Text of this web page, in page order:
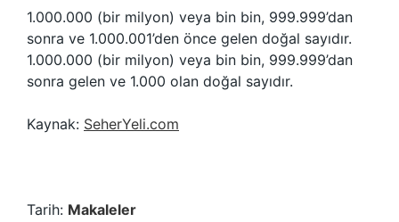
1.000.000 (bir milyon) veya bin bin, 999.999’dan
sonra ve 1.000.001’den önce gelen doğal sayıdır.
1.000.000 (bir milyon) veya bin bin, 999.999’dan
sonra gelen ve 1.000 olan doğal sayıdır.
Kaynak: SeherYeli.com
Tarih: Makaleler